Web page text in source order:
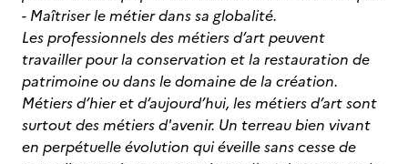
- Maîtriser le métier dans sa globalité.
Les professionnels des métiers d’art peuvent
travailler pour la conservation et la restauration de
patrimoine ou dans le domaine de la création.
Métiers d’hier et d’aujourd’hui, les métiers d’art sont
surtout des métiers d'avenir. Un terreau bien vivant
en perpétuelle évolution qui éveille sans cesse de